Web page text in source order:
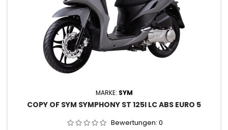
MARKE: SYM
COPY OF SYM SYMPHONY ST 125I LC ABS EURO 5
Bewertungen: 0